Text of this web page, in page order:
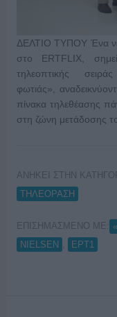
ΔΕΛΤΙΟ ΤΥΠΟΥ Ένα
στο ERTFLIX,
τηλεοπτικής
φωτιάς»,
πίνακα τηλεθέασης
στη ζώνη μετάδοσης
ΑΝΗΚΕΙ ΣΤΗΝ
ΤΗΛΕΟΡΑΣΗ
ΕΠΙΣΗΜΑΣΜΕΝΟ ΜΕ:
NIELSEN
ΕΡΤ1